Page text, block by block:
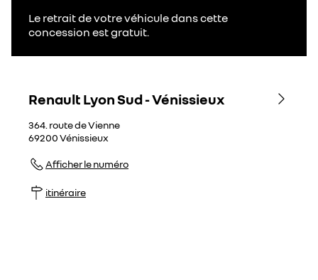
Le retrait de votre véhicule dans cette
concession est gratuit.
Renault Lyon Sud - Vénissieux
364. route de Vienne
69200Vénissieux
Afficher le numéro
itinéraire